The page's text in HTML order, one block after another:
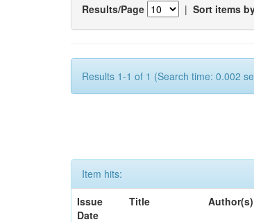
Results/Page | Sort items
Results 1-1 of 1 (Search time: 0.002
Item hits:
Issue
Date
Title Author(s)